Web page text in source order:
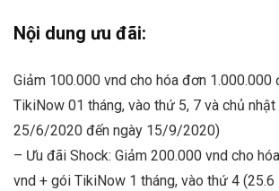
Nội dung ưu đãi:
Giảm 100.000 vnd cho hóa đơn
TikiNow 01 tháng, vào thứ 5, 7 và chủ
25/6/2020 đến ngày 15/9/2020)
– Ưu đãi Shock: Giảm 200.000 vnd cho
vnd + gói TikiNow 1 tháng, vào thứ 4